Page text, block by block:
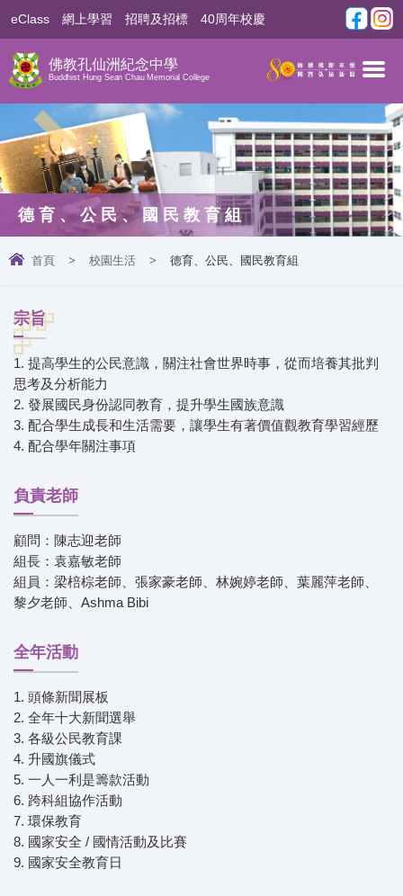
佛教孔仙洲紀念中學
Buddhist Hung Sean Chau Memorial College
eClass 網上學習 招聘及招標 40周年校慶
德育、公民、國民教育組
首頁 > 校園生活 > 德育、公民、國民教育組
宗旨
1. 提高學生的公民意識，關注社會世界時事，從而培養其批判
思考及分析能力
2. 發展國民身份認同教育，提升學生國族意識
3. 配合學生成長和生活需要，讓學生有著價值觀教育學習經歷
4. 配合學年關注事項
負責老師
顧問：陳志迎老師
組長：袁嘉敏老師
組員： 梁棓棕老師、張家豪老師、林婉婷老師、葉麗萍老師、
黎夕老師、Ashma Bibi
全年活動
1. 頭條新聞展板
2. 全年十大新聞選舉
3. 各級公民教育課
4. 升國旗儀式
5. 一人一利是籌款活動
6. 跨科組協作活動
7. 環保教育
8. 國家安全 / 國情活動及比賽
9. 國家安全教育日